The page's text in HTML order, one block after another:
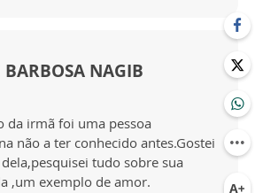
BARBOSA NAGIB
da irmã foi uma pessoa
não a ter conhecido antes.Gostei
tudo sobre sua
,um exemplo de amor.